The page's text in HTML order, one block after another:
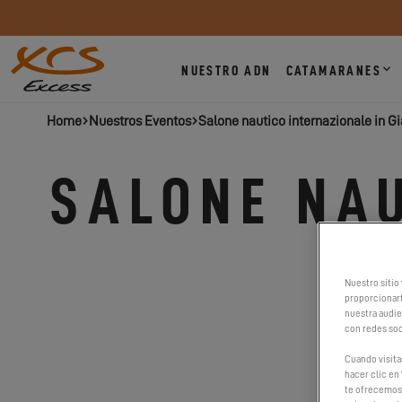
NUESTRO ADN CATAMARANES
Home Nuestros Eventos Salone nautico internazionale in
SALONE
Nuestro sitio
nuestra
con redes
Cuando
hacer clic en
te